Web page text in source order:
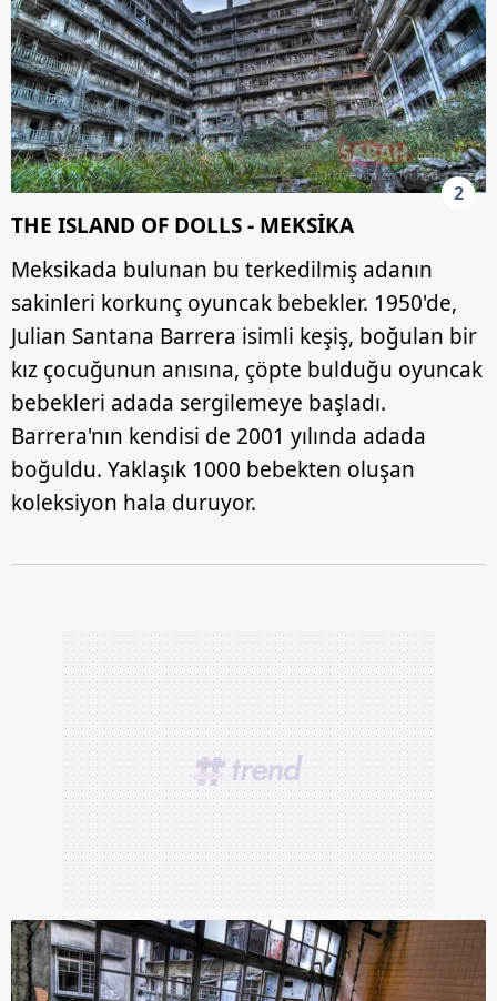
2
THE ISLAND OF DOLLS - MEKSİKA
Meksikada bulunan bu terkedilmiş adanın
sakinleri korkunç oyuncak bebekler. 1950'de,
Julian Santana Barrera isimli keşiş, boğulan bir
kız çocuğunun anısına, çöpte bulduğu oyuncak
bebekleri adada sergilemeye başladı.
Barrera'nın kendisi de 2001 yılında adada
boğuldu. Yaklaşık 1000 bebekten oluşan
koleksiyon hala duruyor.